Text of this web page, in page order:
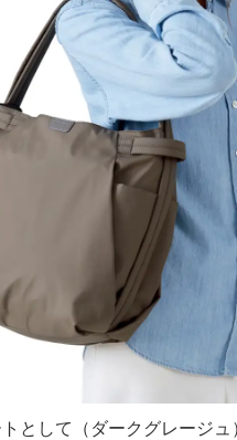
として（ダークグレージュ